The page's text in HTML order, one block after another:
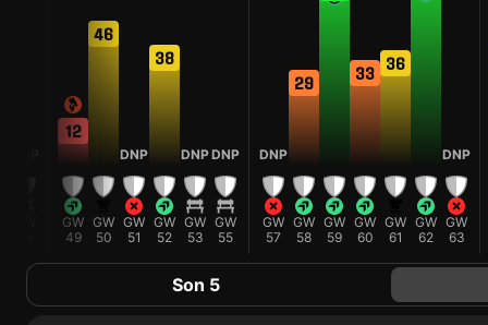
12
GW
49
46
GW
50
DNP
GW
51
38
GW
52
DNP
GW
53
DNP
GW
55
DNP
GW
57
29
GW
58
GW
59
33
GW
60
36
GW
61
GW
62
DNP
GW
63
Son 5